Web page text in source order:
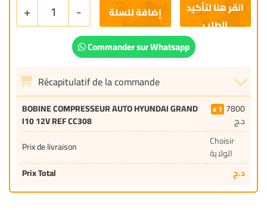
+ 1 - إضافة للسلة
Commander sur Whatsapp
Récapitulatif de la commande
BOBINE COMPRESSEUR AUTO HYUNDAI GRAND
I10 12V REF CC308
1 7800
د.ج
Prix de livraison
Choisir
الولاية
Prix Total
د.ج